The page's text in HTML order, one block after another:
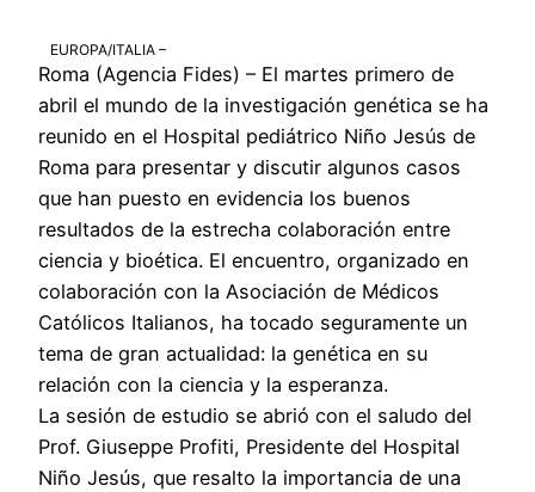
EUROPA/ITALIA –
Roma (Agencia Fides) – El martes primero de
abril el mundo de la investigación genética se ha
reunido en el Hospital pediátrico Niño Jesús de
Roma para presentar y discutir algunos casos
que han puesto en evidencia los buenos
resultados de la estrecha colaboración entre
ciencia y bioética. El encuentro, organizado en
colaboración con la Asociación de Médicos
Católicos Italianos, ha tocado seguramente un
tema de gran actualidad: la genética en su
relación con la ciencia y la esperanza.
La sesión de estudio se abrió con el saludo del
Prof. Giuseppe Profiti, Presidente del Hospital
Niño Jesús, que resalto la importancia de una